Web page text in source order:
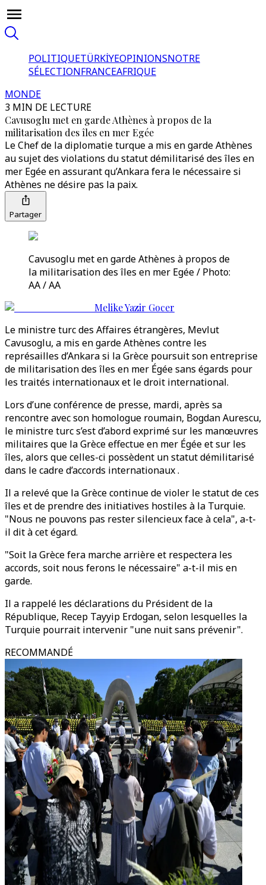
POLITIQUETÜRKİYEOPINIONSNOTRE
SÉLECTIONFRANCEAFRIQUE
MONDE
3 MIN DE LECTURE
Cavusoglu met en garde Athènes à propos de la
militarisation des îles en mer Egée
Le Chef de la diplomatie turque a mis en garde Athènes
au sujet des violations du statut démilitarisé des îles en
mer Egée en assurant qu’Ankara fera le nécessaire si
Athènes ne désire pas la paix.
Partager
Cavusoglu met en garde Athènes à propos de
la militarisation des îles en mer Egée / Photo:
AA / AA
Melike Yazir Gocer
Le ministre turc des Affaires étrangères, Mevlut
Cavusoglu, a mis en garde Athènes contre les
représailles d’Ankara si la Grèce poursuit son entreprise
de militarisation des îles en mer Égée sans égards pour
les traités internationaux et le droit international.
Lors d’une conférence de presse, mardi, après sa
rencontre avec son homologue roumain, Bogdan Aurescu,
le ministre turc s’est d’abord exprimé sur les manœuvres
militaires que la Grèce effectue en mer Égée et sur les
îles, alors que celles-ci possèdent un statut démilitarisé
dans le cadre d’accords internationaux .
Il a relevé que la Grèce continue de violer le statut de ces
îles et de prendre des initiatives hostiles à la Turquie.
"Nous ne pouvons pas rester silencieux face à cela", a-t-
il dit à cet égard.
"Soit la Grèce fera marche arrière et respectera les
accords, soit nous ferons le nécessaire" a-t-il mis en
garde.
Il a rappelé les déclarations du Président de la
République, Recep Tayyip Erdogan, selon lesquelles la
Turquie pourrait intervenir "une nuit sans prévenir".
RECOMMANDÉ